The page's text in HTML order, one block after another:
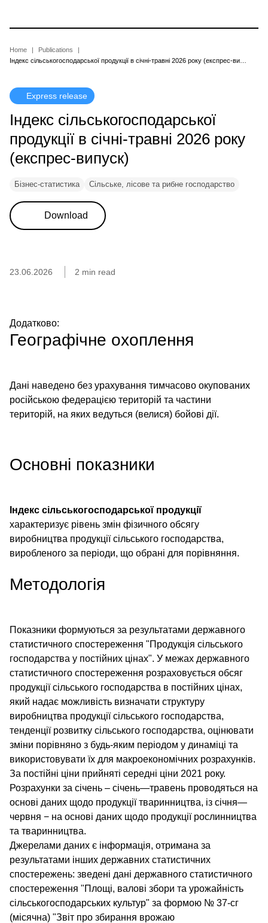
main
Breadcrumb
Home
Publications
Express release
Індекс сільськогосподарської
продукції в січні-травні 2026 року
(експрес-випуск)
Бізнес-статистика Сільське, лісове та рибне господарство
Download
23.06.2026 2 min read
Додатково:
Географічне охоплення
Дані наведено без урахування тимчасово окупованих
російською федерацією територій та частини
територій, на яких ведуться (велися) бойові дії.
Основні показники
Індекс сільськогосподарської продукції
характеризує рівень змін фізичного обсягу
виробництва продукції сільського господарства,
виробленого за періоди, що обрані для порівняння.
Методологія
Показники формуються за результатами державного
статистичного спостереження "Продукція сільського
господарства у постійних цінах". У межах державного
статистичного спостереження розраховується обсяг
продукції сільського господарства в постійних цінах,
який надає можливість визначати структуру
виробництва продукції сільського господарства,
тенденції розвитку сільського господарства, оцінювати
зміни порівняно з будь-яким періодом у динаміці та
використовувати їх для макроекономічних розрахунків.
За постійні ціни прийняті середні ціни 2021 року.
Розрахунки за січень – січень—травень проводяться на
основі даних щодо продукції тваринництва, із січня—
червня − на основі даних щодо продукції рослинництва
та тваринництва.
Джерелами даних є інформація, отримана за
результатами інших державних статистичних
спостережень: зведені дані державного статистичного
спостереження "Площі, валові збори та урожайність
сільськогосподарських культур" за формою № 37-сг
(місячна) "Звіт про збирання врожаю